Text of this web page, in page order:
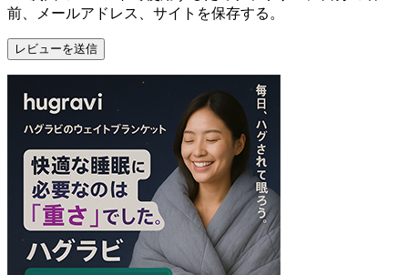
前、メールアドレス、サイトを保存する。